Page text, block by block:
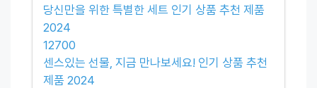
당신만을 위한 특별한 세트 인기 상품 추천 제품
2024
12700
센스있는 선물, 지금 만나보세요! 인기 상품 추천
제품 2024